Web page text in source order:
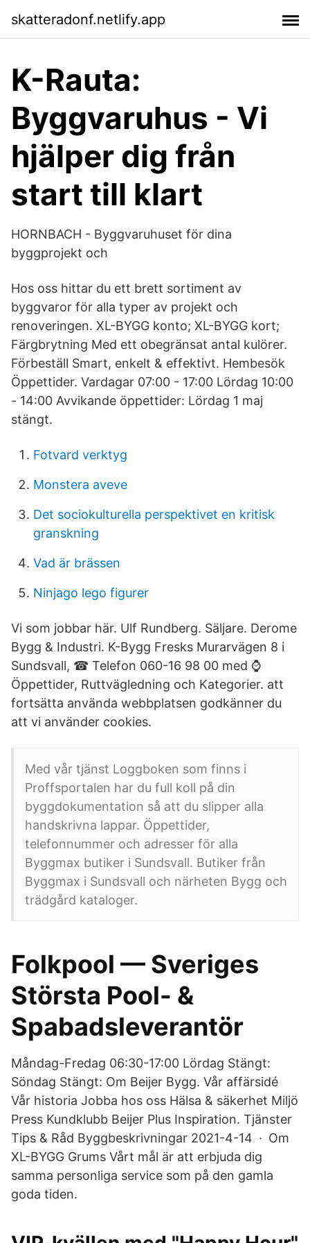
skatteradonf.netlify.app
K-Rauta:
Byggvaruhus - Vi
hjälper dig från
start till klart
HORNBACH - Byggvaruhuset för dina
byggprojekt och
Hos oss hittar du ett brett sortiment av
byggvaror för alla typer av projekt och
renoveringen. XL-BYGG konto; XL-BYGG kort;
Färgbrytning Med ett obegränsat antal kulörer.
Förbeställ Smart, enkelt & effektivt. Hembesök
Öppettider. Vardagar 07:00 - 17:00 Lördag 10:00
- 14:00 Avvikande öppettider: Lördag 1 maj
stängt.
Fotvard verktyg
Monstera aveve
Det sociokulturella perspektivet en kritisk
granskning
Vad är brässen
Ninjago lego figurer
Vi som jobbar här. Ulf Rundberg. Säljare. Derome
Bygg & Industri. K-Bygg Fresks Murarvägen 8 i
Sundsvall, ☎ Telefon 060-16 98 00 med ⌚
Öppettider, Ruttvägledning och Kategorier. att
fortsätta använda webbplatsen godkänner du
att vi använder cookies.
Med vår tjänst Loggboken som finns i
Proffsportalen har du full koll på din
byggdokumentation så att du slipper alla
handskrivna lappar. Öppettider,
telefonnummer och adresser för alla
Byggmax butiker i Sundsvall. Butiker från
Byggmax i Sundsvall och närheten Bygg och
trädgård kataloger.
Folkpool — Sveriges
Största Pool- &
Spabadsleverantör
Måndag-Fredag 06:30-17:00 Lördag Stängt:
Söndag Stängt: Om Beijer Bygg. Vår affärsidé
Vår historia Jobba hos oss Hälsa & säkerhet Miljö
Press Kundklubb Beijer Plus Inspiration. Tjänster
Tips & Råd Byggbeskrivningar 2021-4-14 · Om
XL-BYGG Grums Vårt mål är att erbjuda dig
samma personliga service som på den gamla
goda tiden.